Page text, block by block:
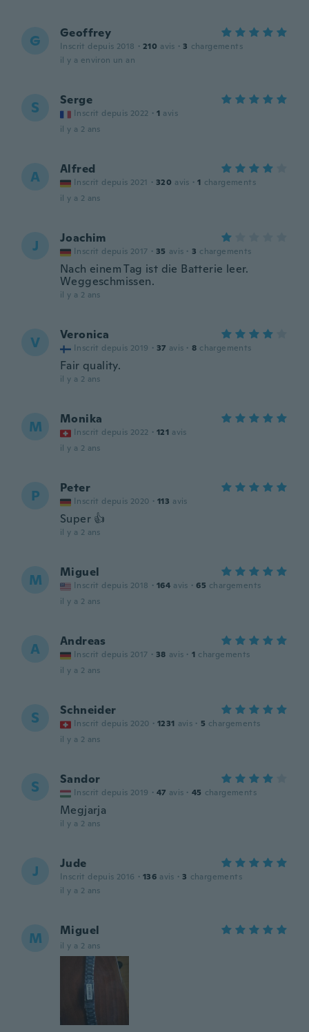
G Geoffrey
Inscrit depuis 2018 · 210 avis · 3 chargements
il y a environ un an
S Serge
Inscrit depuis 2022 · 1 avis
il y a 2 ans
A Alfred
Inscrit depuis 2021 · 320 avis · 1 chargements
il y a 2 ans
J Joachim
Inscrit depuis 2017 · 35 avis · 3 chargements
Nach einem Tag ist die Batterie leer.
Weggeschmissen.
il y a 2 ans
V Veronica
Inscrit depuis 2019 · 37 avis · 8 chargements
Fair quality.
il y a 2 ans
M Monika
Inscrit depuis 2022 · 121 avis
il y a 2 ans
P Peter
Inscrit depuis 2020 · 113 avis
Super 👍
il y a 2 ans
M Miguel
Inscrit depuis 2018 · 164 avis · 65 chargements
il y a 2 ans
A Andreas
Inscrit depuis 2017 · 38 avis · 1 chargements
il y a 2 ans
S Schneider
Inscrit depuis 2020 · 1231 avis · 5 chargements
il y a 2 ans
S Sandor
Inscrit depuis 2019 · 47 avis · 45 chargements
Megjarja
il y a 2 ans
J Jude
Inscrit depuis 2016 · 136 avis · 3 chargements
il y a 2 ans
M Miguel
il y a 2 ans